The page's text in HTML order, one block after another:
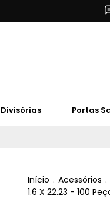
Divisórias Portas
Início . Acessórios .
1.6 X 22.23 - 100